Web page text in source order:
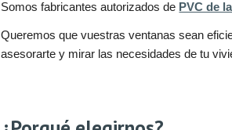
Somos fabricantes autorizados de PVC de
Queremos que vuestras ventanas sean
asesorarte y mirar las necesidades de tu